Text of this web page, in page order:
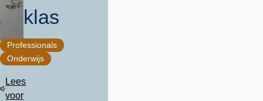
klas
Professionals
Onderwijs
Lees
voor